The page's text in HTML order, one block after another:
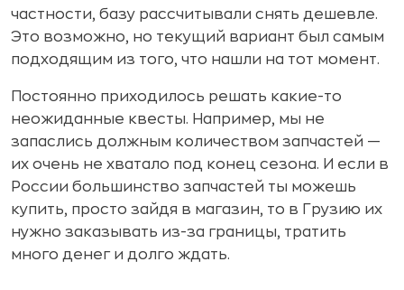
частности, базу рассчитывали снять дешевле.
Это возможно, но текущий вариант был самым
подходящим из того, что нашли на тот момент.
Постоянно приходилось решать какие-то
неожиданные квесты. Например, мы не
запаслись должным количеством запчастей —
их очень не хватало под конец сезона. И если в
России большинство запчастей ты можешь
купить, просто зайдя в магазин, то в Грузию их
нужно заказывать из-за границы, тратить
много денег и долго ждать.